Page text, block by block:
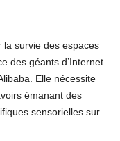
la survie des espaces
des géants d’Internet
Elle nécessite
émanant des
sensorielles sur